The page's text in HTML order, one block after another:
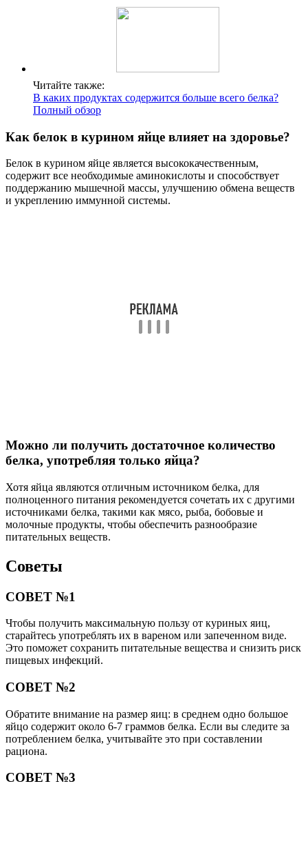
Читайте также:
В каких продуктах содержится больше всего белка?
Полный обзор
Как белок в курином яйце влияет на здоровье?
Белок в курином яйце является высококачественным,
содержит все необходимые аминокислоты и способствует
поддержанию мышечной массы, улучшению обмена веществ
и укреплению иммунной системы.
Можно ли получить достаточное количество
белка, употребляя только яйца?
Хотя яйца являются отличным источником белка, для
полноценного питания рекомендуется сочетать их с другими
источниками белка, такими как мясо, рыба, бобовые и
молочные продукты, чтобы обеспечить разнообразие
питательных веществ.
Советы
СОВЕТ №1
Чтобы получить максимальную пользу от куриных яиц,
старайтесь употреблять их в вареном или запеченном виде.
Это поможет сохранить питательные вещества и снизить риск
пищевых инфекций.
СОВЕТ №2
Обратите внимание на размер яиц: в среднем одно большое
яйцо содержит около 6-7 граммов белка. Если вы следите за
потреблением белка, учитывайте это при составлении
рациона.
СОВЕТ №3